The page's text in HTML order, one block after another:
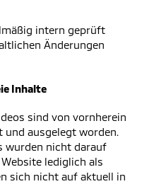
intern geprüft
Änderungen
Inhalte
sind von vornherein
ausgelegt worden.
wurden nicht darauf
lediglich als
sich nicht auf aktuell in